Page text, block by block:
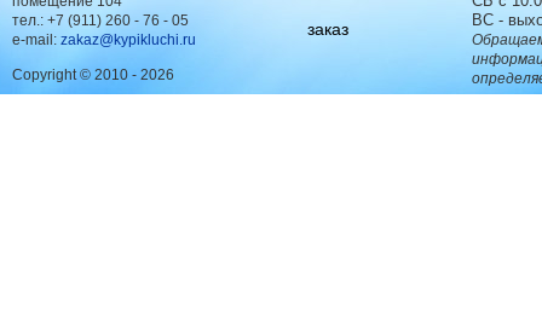
заказ
Copyright © 2010 - 2026
тел.: +7 (911) 260 - 76 - 05
e-mail: zakaz@kypikluchi.ru
ВС -